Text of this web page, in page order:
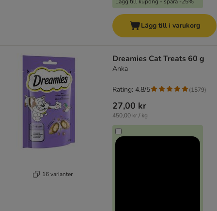
Lägg till i varukorg
16 varianter
Dreamies Cat Treats 60 g
Anka
27,00 kr
450,00 kr / kg
Rating: 4.8/5 (1579)